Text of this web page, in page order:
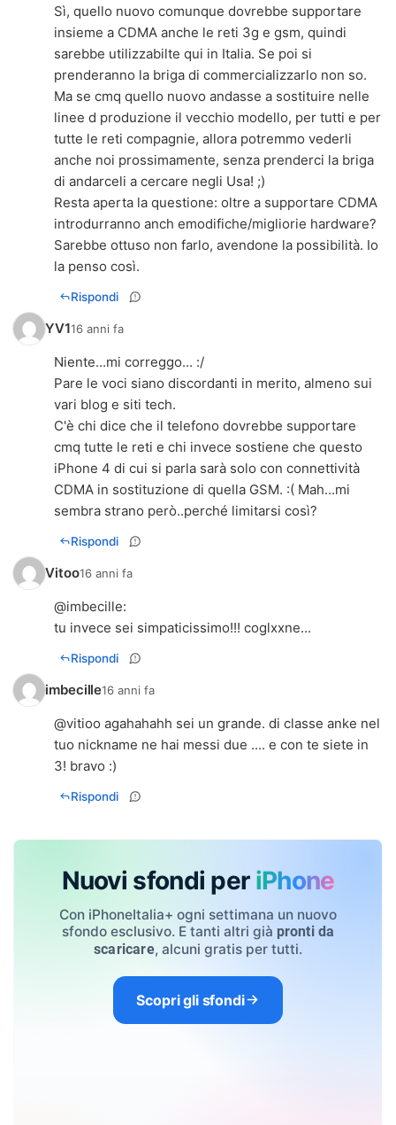
Sì, quello nuovo comunque dovrebbe supportare
insieme a CDMA anche le reti 3g e gsm, quindi
sarebbe utilizzabilte qui in Italia. Se poi si
prenderanno la briga di commercializzarlo non so.
Ma se cmq quello nuovo andasse a sostituire nelle
linee d produzione il vecchio modello, per tutti e per
tutte le reti compagnie, allora potremmo vederli
anche noi prossimamente, senza prenderci la briga
di andarceli a cercare negli Usa! ;)
Resta aperta la questione: oltre a supportare CDMA
introdurranno anch emodifiche/migliorie hardware?
Sarebbe ottuso non farlo, avendone la possibilità. Io
la penso così.
Rispondi
YV116 anni fa
Niente...mi correggo... :/
Pare le voci siano discordanti in merito, almeno sui
vari blog e siti tech.
C'è chi dice che il telefono dovrebbe supportare
cmq tutte le reti e chi invece sostiene che questo
iPhone 4 di cui si parla sarà solo con connettività
CDMA in sostituzione di quella GSM. :( Mah...mi
sembra strano però..perché limitarsi così?
Rispondi
Vitoo16 anni fa
@imbecille:
tu invece sei simpaticissimo!!! coglxxne...
Rispondi
imbecille16 anni fa
@vitioo agahahahh sei un grande. di classe anke nel
tuo nickname ne hai messi due .... e con te siete in
3! bravo :)
Rispondi
Nuovi sfondi per iPhone
Con iPhoneItalia+ ogni settimana un nuovo
sfondo esclusivo. E tanti altri già pronti da
scaricare, alcuni gratis per tutti.
Scopri gli sfondi